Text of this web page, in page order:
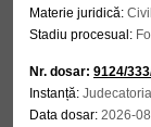
Materie juridică: Civil
Stadiu procesual:
Nr. dosar: 9124/
Instanță:
Data dosar: 2026-